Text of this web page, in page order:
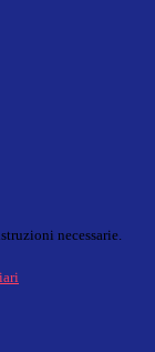
necessarie.